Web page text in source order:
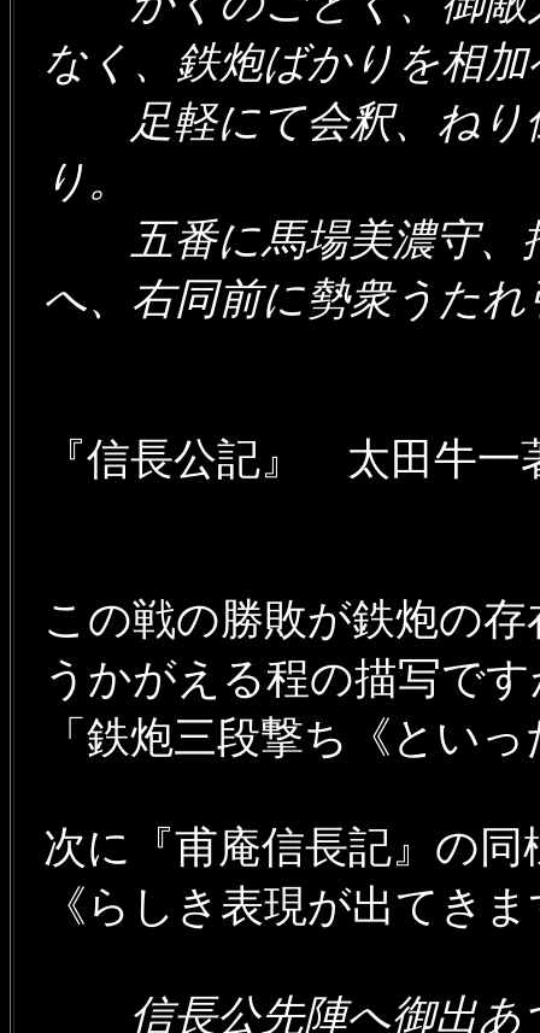
なく、鉄炮ばかりを相
足軽にて会釈、ねり
り。
五番に馬場美濃守、
へ、右同前に勢衆うた
『信長公記』 太田牛
この戦の勝敗が鉄炮の
うかがえる程の描写で
「鉄炮三段撃ち《とい
次に『甫庵信長記』の
《らしき表現が出て
信長公先陣へ御出あ